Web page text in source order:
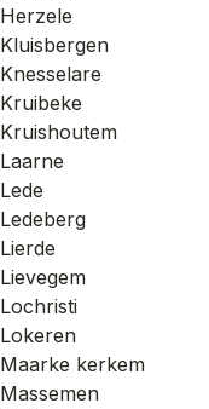
Herzele
Kluisbergen
Knesselare
Kruibeke
Kruishoutem
Laarne
Lede
Ledeberg
Lierde
Lievegem
Lochristi
Lokeren
Maarke kerkem
Massemen